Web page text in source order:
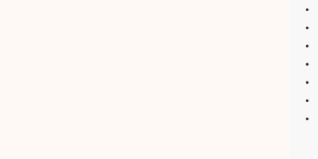
•
•
•
•
•
•
•